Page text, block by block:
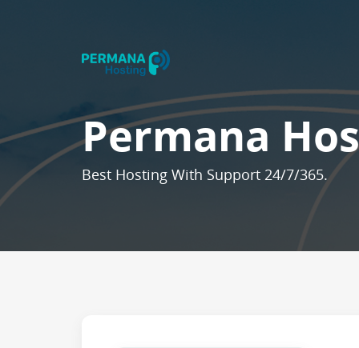
Permana
Best Hosting With Support 24/7/365.